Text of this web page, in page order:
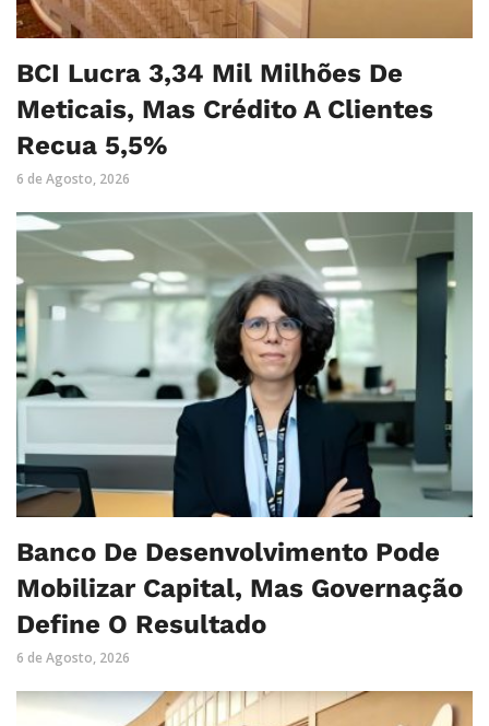
BCI Lucra 3,34 Mil Milhões De
Meticais, Mas Crédito A Clientes
Recua 5,5%
6 de Agosto, 2026
Banco De Desenvolvimento Pode
Mobilizar Capital, Mas Governação
Define O Resultado
6 de Agosto, 2026